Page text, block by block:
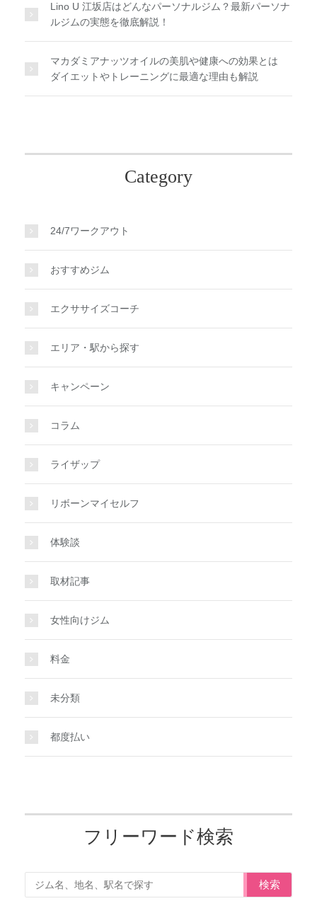
Lino U 江坂店はどんなパーソナルジム？最新パーソナ
ルジムの実態を徹底解説！
マカダミアナッツオイルの美肌や健康への効果とは
ダイエットやトレーニングに最適な理由も解説
Category
24/7ワークアウト
おすすめジム
エクササイズコーチ
エリア・駅から探す
キャンペーン
コラム
ライザップ
リボーンマイセルフ
体験談
取材記事
女性向けジム
料金
未分類
都度払い
フリーワード検索
検索